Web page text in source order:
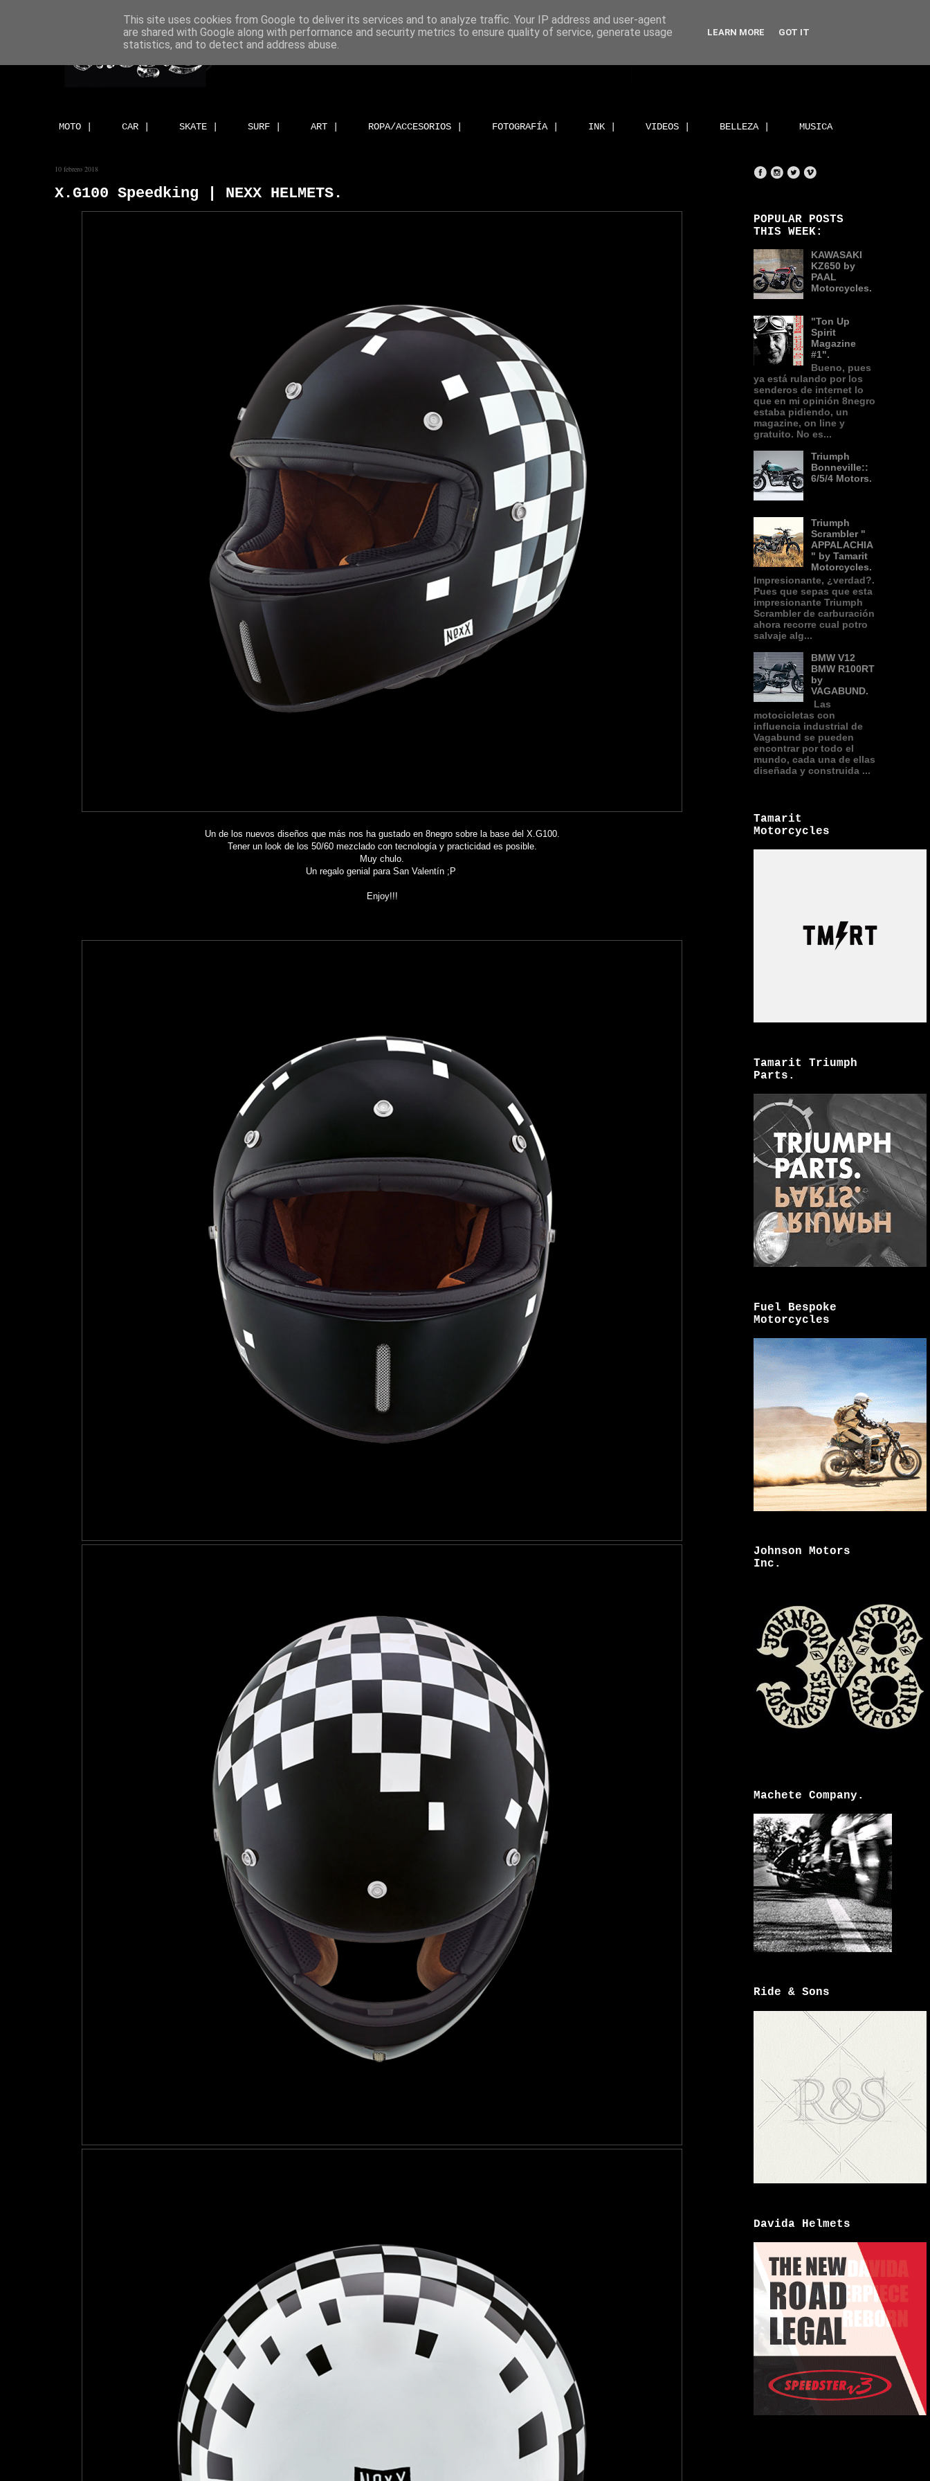
MOTO | CAR | SKATE | SURF | ART | ROPA/ACCESORIOS | FOTOGRAFÍA | INK | VIDEOS | BELLEZA | MUSICA
10 febrero 2018
X.G100 Speedking | NEXX HELMETS.
Un de los nuevos diseños que más nos ha gustado en 8negro sobre la base del X.G100.
Tener un look de los 50/60 mezclado con tecnología y practicidad es posible.
Muy chulo.
Un regalo genial para San Valentín ;P
Enjoy!!!
POPULAR POSTS
THIS WEEK:
KAWASAKI
KZ650 by
PAAL
Motorcycles.
"Ton Up
Spirit
Magazine
#1".
Bueno, pues
ya está rulando por los
senderos de internet lo
que en mi opinión 8negro
estaba pidiendo, un
magazine, on line y
gratuito. No es...
Triumph
Bonneville::
6/5/4 Motors.
Triumph
Scrambler "
APPALACHIA
" by Tamarit
Motorcycles.
Impresionante, ¿verdad?.
Pues que sepas que esta
impresionante Triumph
Scrambler de carburación
ahora recorre cual potro
salvaje alg...
BMW V12
BMW R100RT
by
VAGABUND.
Las
motocicletas con
influencia industrial de
Vagabund se pueden
encontrar por todo el
mundo, cada una de ellas
diseñada y construida ...
Tamarit
Motorcycles
Tamarit Triumph
Parts.
Fuel Bespoke
Motorcycles
Johnson Motors
Inc.
Machete Company.
Ride & Sons
Davida Helmets
This site uses cookies from Google to deliver its services and to analyze traffic. Your IP address and user-agent
are shared with Google along with performance and security metrics to ensure quality of service, generate usage
statistics, and to detect and address abuse.
LEARN MORE GOT IT